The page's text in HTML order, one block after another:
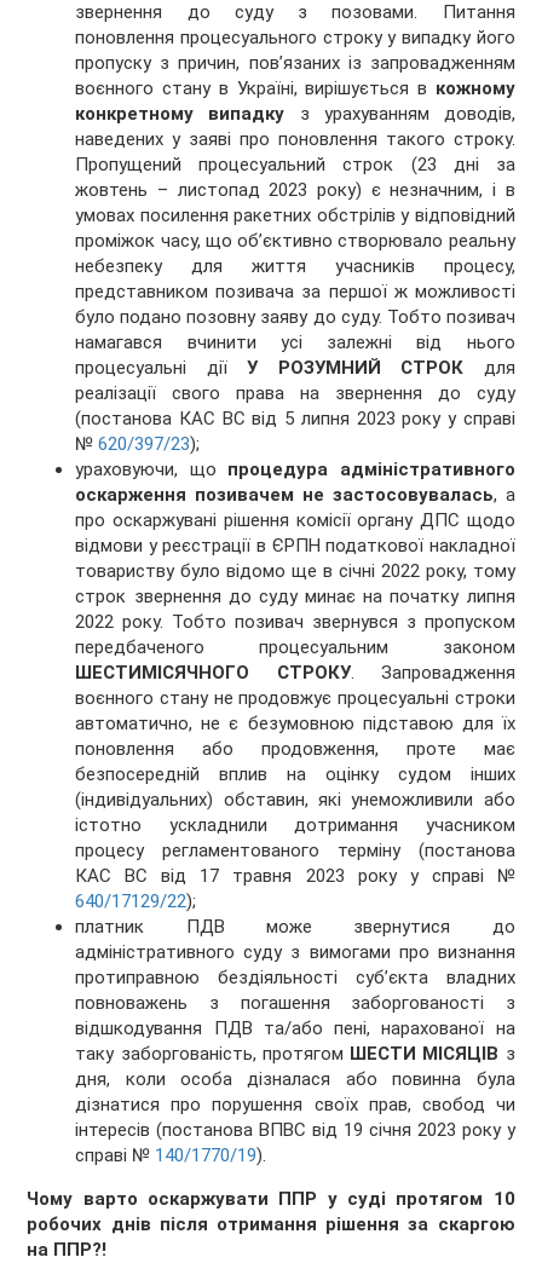
звернення до суду з позовами. Питання
поновлення процесуального строку у випадку його
пропуску з причин, пов’язаних із запровадженням
воєнного стану в Україні, вирішується в кожному
конкретному випадку з урахуванням доводів,
наведених у заяві про поновлення такого строку.
Пропущений процесуальний строк (23 дні за
жовтень – листопад 2023 року) є незначним, і в
умовах посилення ракетних обстрілів у відповідний
проміжок часу, що об’єктивно створювало реальну
небезпеку для життя учасників процесу,
представником позивача за першої ж можливості
було подано позовну заяву до суду. Тобто позивач
намагався вчинити усі залежні від нього
процесуальні діїУ РОЗУМНИЙ СТРОК для
реалізації свого права на звернення до суду
(постанова КАС ВС від 5 липня 2023 року у справі
№620/397/23);
ураховуючи, що процедура адміністративного
оскарження позивачем не застосовувалась, а
про оскаржувані рішення комісії органу ДПС щодо
відмови у реєстрації в ЄРПН податкової накладної
товариству було відомо ще в січні 2022 року, тому
строк звернення до суду минає на початку липня
2022 року. Тобто позивач звернувся з пропуском
передбаченого процесуальним законом
ШЕСТИМІСЯЧНОГО СТРОКУ. Запровадження
воєнного стану не продовжує процесуальні строки
автоматично, не є безумовною підставою для їх
поновлення або продовження, проте має
безпосередній вплив на оцінку судом інших
(індивідуальних) обставин, які унеможливили або
істотно ускладнили дотримання учасником
процесу регламентованого терміну (постанова
КАС ВС від 17 травня 2023 року у справі №
640/17129/22);
платник ПДВ може звернутися до
адміністративного суду з вимогами про визнання
протиправною бездіяльності суб’єкта владних
повноважень з погашення заборгованості з
відшкодування ПДВ та/або пені, нарахованої на
таку заборгованість, протягом ШЕСТИ МІСЯЦІВ з
дня, коли особа дізналася або повинна була
дізнатися про порушення своїх прав, свобод чи
інтересів (постанова ВПВС від 19 січня 2023 року у
справі № 140/1770/19).
Чому варто оскаржувати ППР у суді протягом 10
робочих днів після отримання рішення за скаргою
на ППР?!